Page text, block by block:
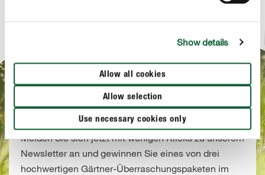
Show details
Allow all cookies
Allow selection
Use necessary cookies only
NEWSLETTERANMELDUNG
Bis zum 15.08.2026 Newsletter abonnieren
und gewinnen!
Melden Sie sich jetzt mit wenigen Klicks zu unserem
Newsletter an und gewinnen Sie eines von drei
hochwertigen Gärtner-Überraschungspaketen im